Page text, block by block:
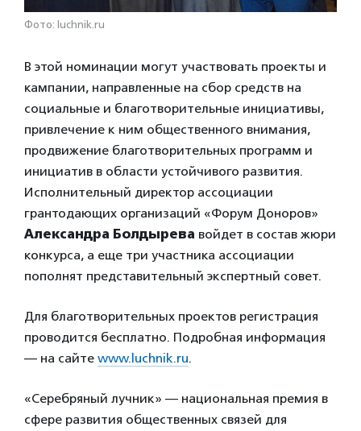
Фото: luchnik.ru
В этой номинации могут участвовать проекты и
кампании, направленные на сбор средств на
социальные и благотворительные инициативы,
привлечение к ним общественного внимания,
продвижение благотворительных программ и
инициатив в области устойчивого развития.
Исполнительный директор ассоциации
грантодающих организаций «Форум Доноров»
Александра Болдырева войдет в состав жюри
конкурса, а еще три участника ассоциации
пополнят представительный экспертный совет.
Для благотворительных проектов регистрация
проводится бесплатно. Подробная информация
— на сайте www.luchnik.ru.
«Серебряный лучник» — национальная премия в
сфере развития общественных связей для